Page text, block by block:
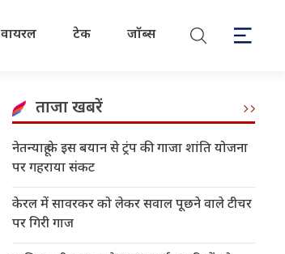
वायरल टेक जॉब्स
ताजा खबरें
नेतन्याहू के इस बयान से ट्रंप की गाजा शांति योजना
पर गहराया संकट
केरल में सावरकर को लेकर सवाल पूछने वाले टीचर
पर गिरी गाज